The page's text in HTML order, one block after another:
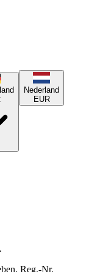
Nederland
EUR
.
Reg.-Nr.